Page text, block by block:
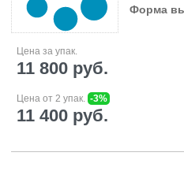
Форма
Цена за упак.
11 800 руб.
Цена от 2 упак. -3%
11 400 руб.